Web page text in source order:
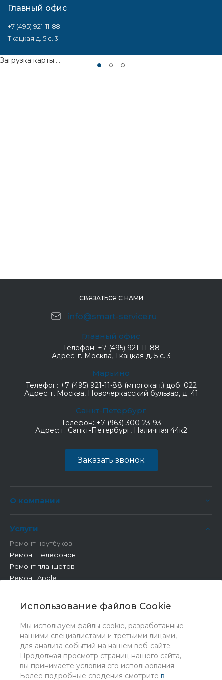
Использование файлов Cookie
Мы используем файлы cookie, разработанные
нашими специалистами и третьими лицами,
для анализа событий на нашем веб-сайте.
Продолжая просмотр страниц нашего сайта,
вы принимаете условия его использования.
Более подробные сведения смотрите в
Главный офис
+7 (495) 921-11-88
Ткацкая д. 5 с. 3
Загрузка карты ...
СВЯЗАТЬСЯ С НАМИ
info@smart-service.ru
Главный офис
Телефон: +7 (495) 921-11-88
Адрес: г. Москва, Ткацкая д. 5 с. 3
Марьино
Телефон: +7 (495) 921-11-88 (многокан.) доб. 022
Адрес: г. Москва, Новочеркасский бульвар, д. 41
Санкт-Петербург
Телефон: +7 (963) 300-23-93
Адрес: г. Санкт-Петербург, Наличная 44к2
Заказать звонок
О компании
Услуги
Ремонт ноутбуков
Ремонт телефонов
Ремонт планшетов
Ремонт Apple